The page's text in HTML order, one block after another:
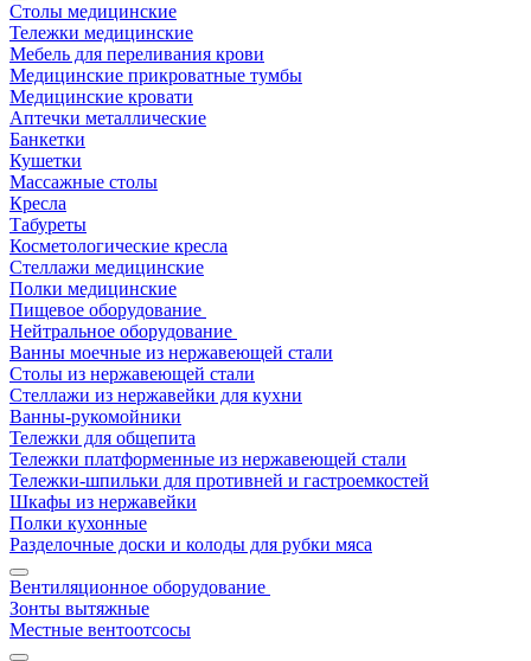
Столы медицинские
Тележки медицинские
Мебель для переливания крови
Медицинские прикроватные тумбы
Медицинские кровати
Аптечки металлические
Банкетки
Кушетки
Массажные столы
Кресла
Табуреты
Косметологические кресла
Стеллажи медицинские
Полки медицинские
Пищевое оборудование
Нейтральное оборудование
Ванны моечные из нержавеющей стали
Столы из нержавеющей стали
Стеллажи из нержавейки для кухни
Ванны-рукомойники
Тележки для общепита
Тележки платформенные из нержавеющей стали
Тележки-шпильки для противней и гастроемкостей
Шкафы из нержавейки
Полки кухонные
Разделочные доски и колоды для рубки мяса
Вентиляционное оборудование
Зонты вытяжные
Местные вентоотсосы